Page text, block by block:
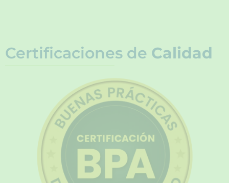
Certificaciones de Calidad